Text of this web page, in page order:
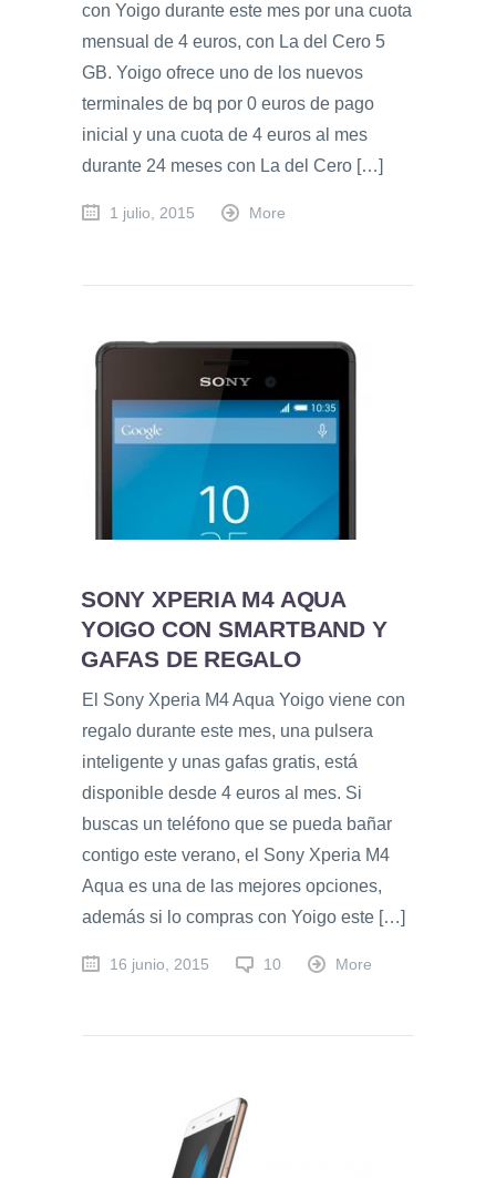
con Yoigo durante este mes por una cuota
mensual de 4 euros, con La del Cero 5
GB. Yoigo ofrece uno de los nuevos
terminales de bq por 0 euros de pago
inicial y una cuota de 4 euros al mes
durante 24 meses con La del Cero […]
1 julio, 2015 More
SONY XPERIA M4 AQUA
YOIGO CON SMARTBAND Y
GAFAS DE REGALO
El Sony Xperia M4 Aqua Yoigo viene con
regalo durante este mes, una pulsera
inteligente y unas gafas gratis, está
disponible desde 4 euros al mes. Si
buscas un teléfono que se pueda bañar
contigo este verano, el Sony Xperia M4
Aqua es una de las mejores opciones,
además si lo compras con Yoigo este […]
16 junio, 2015 10 More